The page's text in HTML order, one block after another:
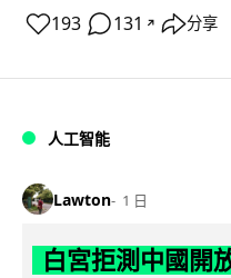
193 131 ↗ 分享
人工智能
Lawton 1 日
白宮拒測中國開